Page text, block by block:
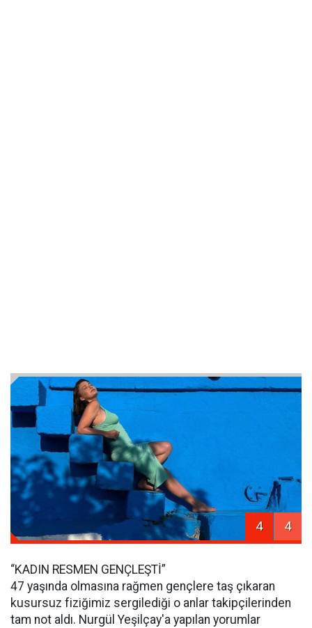
4 4
“KADIN RESMEN GENÇLEŞTİ”
47 yaşında olmasına rağmen gençlere taş çıkaran
kusursuz fiziğimiz sergilediği o anlar takipçilerinden
tam not aldı. Nurgül Yeşilçay'a yapılan yorumlar